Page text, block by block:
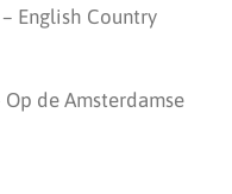
English Country
Op de Amsterdamse